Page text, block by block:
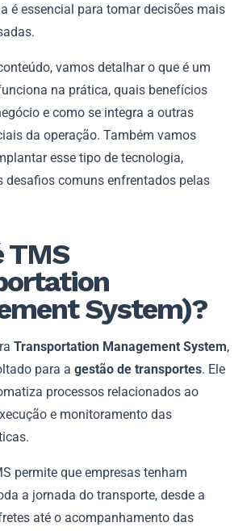
é essencial para tomar decisões mais
vamos detalhar o que é um
na prática, quais benefícios
e como se integra a outras
da operação. Também vamos
esse tipo de tecnologia,
desafios comuns enfrentados pelas
TMS
System)?
Transportation Management System,
para a gestão de transportes. Ele
processos relacionados ao
e monitoramento das
permite que empresas tenham
a jornada do transporte, desde a
até o acompanhamento das